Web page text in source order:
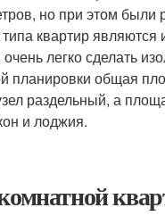
но при этом
квартир
легко сделать
общая
раздельный, а
и лоджия.